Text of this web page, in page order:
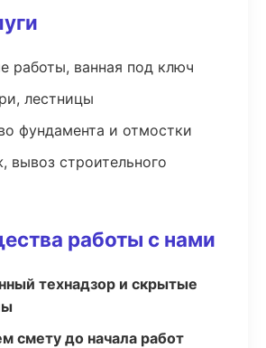
работы, ванная под ключ
лестницы
фундамента и отмостки
вывоз строительного
работы с нами
технадзор и скрытые
смету до начала работ